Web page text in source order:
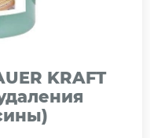
KRAFT